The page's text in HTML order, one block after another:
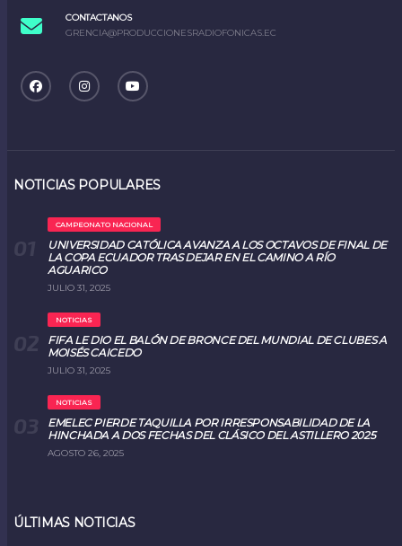
CONTACTANOS
GRENCIA@PRODUCCIONESRADIOFONICAS.EC
NOTICIAS POPULARES
CAMPEONATO NACIONAL
UNIVERSIDAD CATÓLICA AVANZA A LOS OCTAVOS DE FINAL DE
LA COPA ECUADOR TRAS DEJAR EN EL CAMINO A RÍO
AGUARICO
JULIO 31, 2025
NOTICIAS
FIFA LE DIO EL BALÓN DE BRONCE DEL MUNDIAL DE CLUBES A
MOISÉS CAICEDO
JULIO 31, 2025
NOTICIAS
EMELEC PIERDE TAQUILLA POR IRRESPONSABILIDAD DE LA
HINCHADA A DOS FECHAS DEL CLÁSICO DEL ASTILLERO 2025
AGOSTO 26, 2025
ÚLTIMAS NOTICIAS